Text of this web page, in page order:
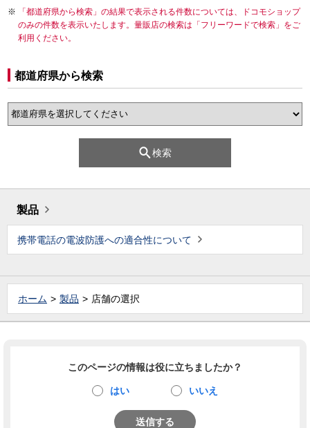
「都道府県から検索」の結果で表示される件数については、ドコモショップ
のみの件数を表示いたします。量販店の検索は「フリーワードで検索」をご
利用ください。
都道府県から検索
検索
製品
携帯電話の電波防護への適合性について
ホーム 製品 店舗の選択
このページの情報は役に立ちましたか？
はい いいえ
送信する